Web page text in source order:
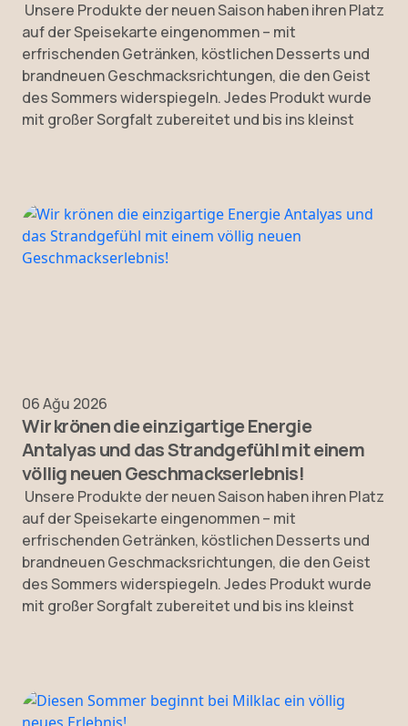
Unsere Produkte der neuen Saison haben ihren Platz
auf der Speisekarte eingenommen – mit
erfrischenden Getränken, köstlichen Desserts und
brandneuen Geschmacksrichtungen, die den Geist
des Sommers widerspiegeln. Jedes Produkt wurde
mit großer Sorgfalt zubereitet und bis ins kleinst
06 Ağu 2026
Wir krönen die einzigartige Energie
Antalyas und das Strandgefühl mit einem
völlig neuen Geschmackserlebnis!
Unsere Produkte der neuen Saison haben ihren Platz
auf der Speisekarte eingenommen – mit
erfrischenden Getränken, köstlichen Desserts und
brandneuen Geschmacksrichtungen, die den Geist
des Sommers widerspiegeln. Jedes Produkt wurde
mit großer Sorgfalt zubereitet und bis ins kleinst